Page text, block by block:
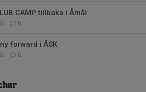
CAMP tillbaka i Åmål
0
forward i ÅSK
0